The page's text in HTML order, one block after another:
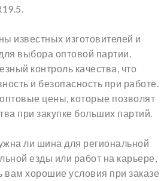
известных изготовителей и
выбора оптовой партии.
контроль качества, что
и безопасность при работе.
цены, которые позволят
при закупке больших партий.
ли шина для региональной
езды или работ на карьере,
хорошие условия при заказе